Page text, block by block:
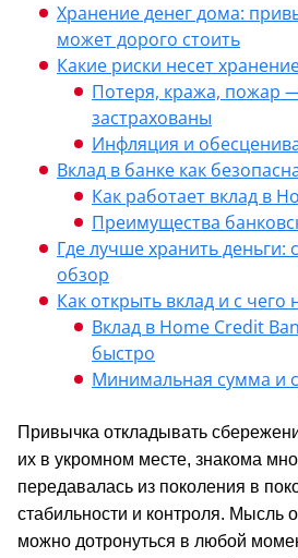
Хранение денег дома:
может дорого стоить
Какие риски несет
Потеря, кража, пожар
застрахованы
Инфляция и
Вклад в банке как
Как работает вклад в
Преимущества
Где лучше хранить деньги:
обзор
Как открыть вклад и с чего
Вклад в Home Credit
быстро
Минимальная сумма и
Привычка откладывать
их в укромном месте, знакома
передавалась из поколения в
стабильности и контроля. Мысль
можно дотронуться в любой